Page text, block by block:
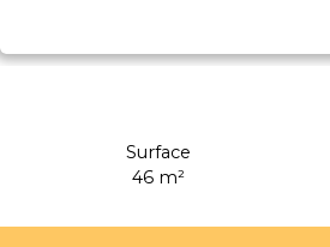
Surface
46 m²